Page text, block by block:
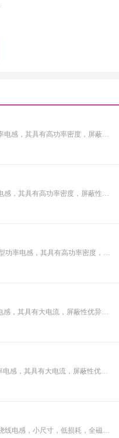
SKFB系列是小一体成型功率电感，其具有高功率密度，屏蔽性出色等特性，适用于中大功率。
SCCB系列是一体成型功率电感，其具有高功率密度，屏蔽性出色等特性，适用于中大功率。
SKNR系列是水滴小一体成型功率电感，其具有高功率密度，屏蔽性出色等特性，适用于中大功率。
SWAI系列是合金磁胶功率电感，其具有大电流，屏蔽性优异等特性，应用广泛。
SWFI系列是铁氧体磁胶功率电感，其具有大电流，屏蔽性优异，性价比高等特性，应用广泛。
SDHL是全磁屏蔽功率精密绕线电感，小尺寸，低损耗，全磁屏蔽等特点，适用于小型化终端产品。